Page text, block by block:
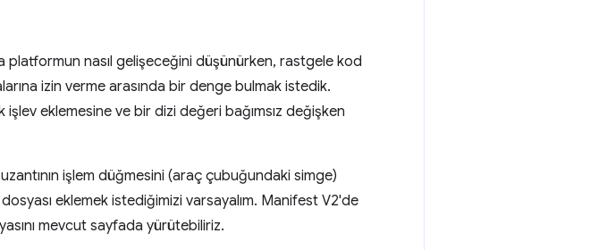
platformun nasıl gelişeceğini düşünürken, rastgele kod
izin verme arasında bir denge bulmak istedik.
eklemesine ve bir dizi değeri bağımsız değişken
uzantının işlem düğmesini (araç çubuğundaki simge)
dosyası eklemek istediğimizi varsayalım. Manifest V2'de
mevcut sayfada yürütebiliriz.